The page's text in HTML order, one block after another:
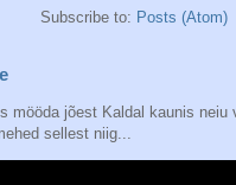
Subscribe to: Posts (Atom)
mööda jõest Kaldal kaunis neiu
sellest niig...